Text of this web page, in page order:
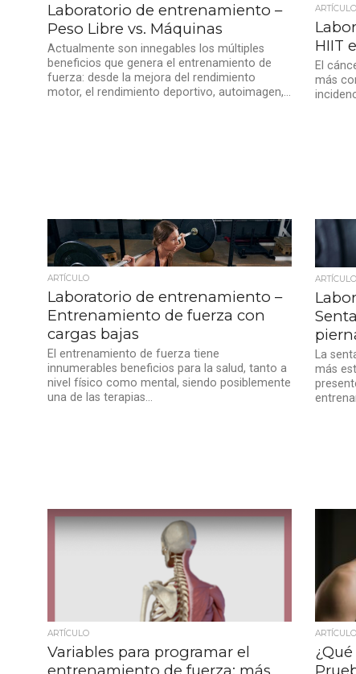
Laboratorio de entrenamiento –
Peso Libre vs. Máquinas
Actualmente son innegables los múltiples
beneficios que genera el entrenamiento de
fuerza: desde la mejora del rendimiento
motor, el rendimiento deportivo, autoimagen,...
ARTÍCULO
HIIT
El
más
ARTÍCULO
Laboratorio de entrenamiento –
Entrenamiento de fuerza con
cargas bajas
El entrenamiento de fuerza tiene
innumerables beneficios para la salud, tanto a
nivel físico como mental, siendo posiblemente
una de las terapias...
ARTÍCULO
La
más
ARTÍCULO
Variables para programar el
ARTÍCULO